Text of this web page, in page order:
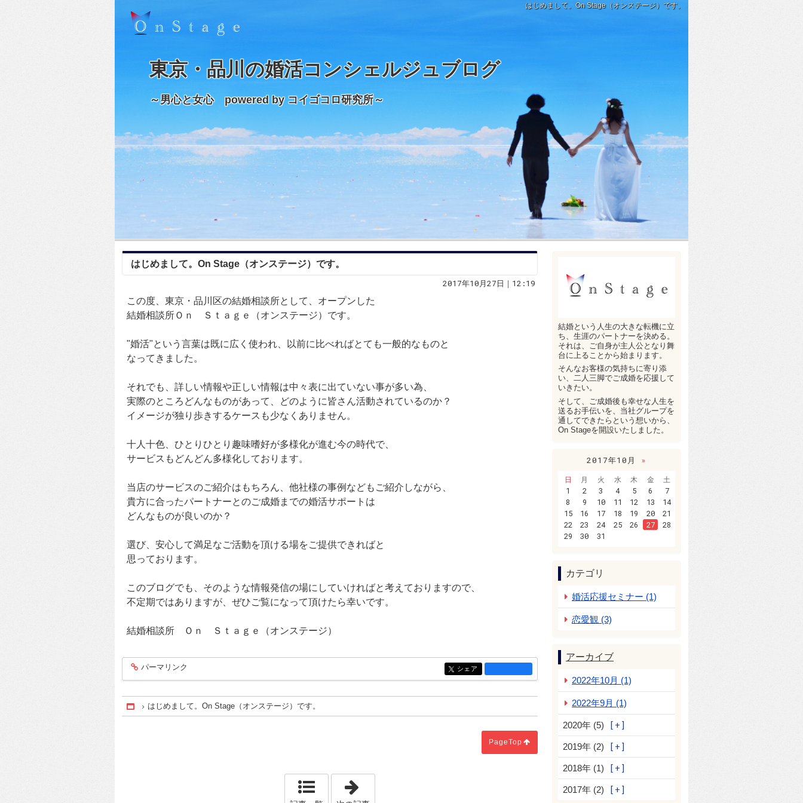
はじめまして。On Stage（オンステージ）です。
東京・品川の婚活コンシェルジュブログ
～男心と女心 powered by コイゴコロ研究所～
はじめまして。On Stage（オンステージ）です。
2017年10月27日｜12:19
この度、東京・品川区の結婚相談所として、オープンした
結婚相談所Ｏｎ Ｓｔａｇｅ（オンステージ）です。
"婚活"という言葉は既に広く使われ、以前に比べればとても一般的なものと
なってきました。
それでも、詳しい情報や正しい情報は中々表に出ていない事が多い為、
実際のところどんなものがあって、どのように皆さん活動されているのか？
イメージが独り歩きするケースも少なくありません。
十人十色、ひとりひとり趣味嗜好が多様化が進む今の時代で、
サービスもどんどん多様化しております。
当店のサービスのご紹介はもちろん、他社様の事例などもご紹介しながら、
貴方に合ったパートナーとのご成婚までの婚活サポートは
どんなものが良いのか？
選び、安心して満足なご活動を頂ける場をご提供できればと
思っております。
このブログでも、そのような情報発信の場にしていければと考えておりますので、
不定期ではありますが、ぜひご覧になって頂けたら幸いです。
結婚相談所 Ｏｎ Ｓｔａｇｅ（オンステージ）
entry1281
パーマリンク entry1281
シェア
Home
はじめまして。On Stage（オンステージ）です。
PageTop
結婚という人生の大きな転機に立
ち、生涯のパートナーを決める。
それは、ご自身が主人公となり舞
台に上ることから始まります。
そんなお客様の気持ちに寄り添
い、二人三脚でご成婚を応援して
いきたい。
そして、ご成婚後も幸せな人生を
送るお手伝いを、当社グループを
通してできたらという想いから、
On Stageを開設いたしました。
2017年10月
»
日
月 火 水 木 金
土
1
2 3 4 5 6
7
8
9 10 11 12 13
14
15
16 17 18 19 20
21
22
23 24 25 26 27
28
29
30 31
カテゴリ
婚活応援セミナー (1)
恋愛観 (3)
アーカイブ
2022年10月 (1)
2022年9月 (1)
2020年 (5)
2019年 (2)
2018年 (1)
2017年 (2)